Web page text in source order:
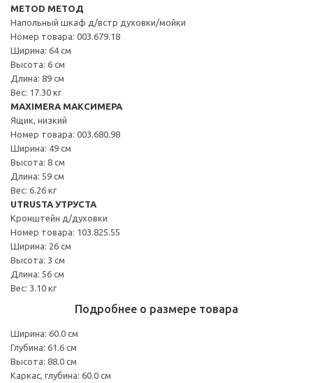
METOD МЕТОД
Напольный шкаф д/встр духовки/мойки
Номер товара: 003.679.18
Ширина: 64 см
Высота: 6 см
Длина: 89 см
Вес: 17.30 кг
MAXIMERA МАКСИМЕРА
Ящик, низкий
Номер товара: 003.680.98
Ширина: 49 см
Высота: 8 см
Длина: 59 см
Вес: 6.26 кг
UTRUSTA УТРУСТА
Кронштейн д/духовки
Номер товара: 103.825.55
Ширина: 26 см
Высота: 3 см
Длина: 56 см
Вес: 3.10 кг
Подробнее о размере товара
Ширина: 60.0 см
Глубина: 61.6 см
Высота: 88.0 см
Каркас, глубина: 60.0 см